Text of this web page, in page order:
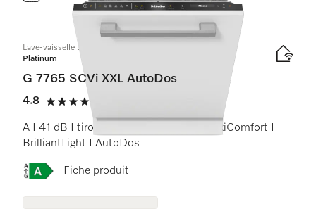
Lave-vaisselle totalement intégrable XXL
Platinum
G 7765 SCVi XXL AutoDos
4.8
4.8 étoiles sur 5
A I 41 dB I tiroir à couverts I paniers MaxiComfort I
BrilliantLight I AutoDos
Online Label Flag, Étiquette énergétique
Fiche produit